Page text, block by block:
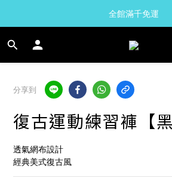
全館滿千免運
分享到
復古運動練習褲【黑
透氣網布設計
經典美式復古風